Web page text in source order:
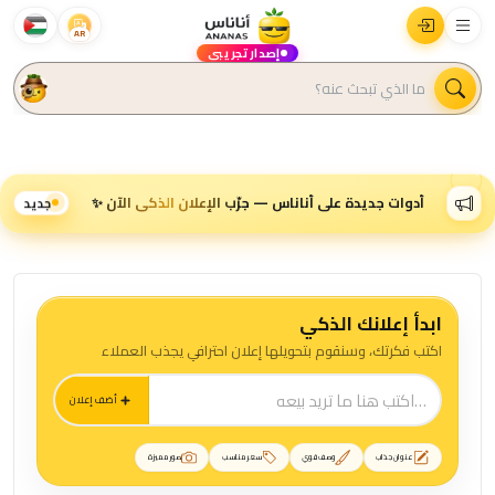
AR
إصدار تجريبي
أدوات جديدة على أناناس — جرّب الإعلان الذكي الآن ✨ جديد
ابدأ إعلانك الذكي
اكتب فكرتك، وسنقوم بتحويلها إعلان احترافي يجذب العملاء
أضف إعلان
عنوان جذاب وصف قوي سعر مناسب صور مميزة